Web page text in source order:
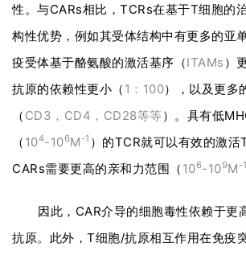
性。与CARs相比，TCRs在基于T细胞的
构性优势，例如其受体结构中有更多的亚
疫受体基于酪氨酸的激活基序（ITAMs ）
抗原的依赖性更小（ 1：100），以及更多
（ CD3，CD4，CD28等等）。具有低
（ 104-106M -1 ）的TCR就可以有效的激活
CARs需要更高的亲和力范围（ 106-109M -1
因此，CAR介导的细胞毒性依赖于更
抗原。此外，T细胞/抗原相互作用在免疫